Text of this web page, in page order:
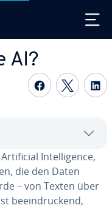
AI?
Auf Auf
In­tel­li­gence,
die den Daten
– von Texten über
be­ein­dru­ckend,